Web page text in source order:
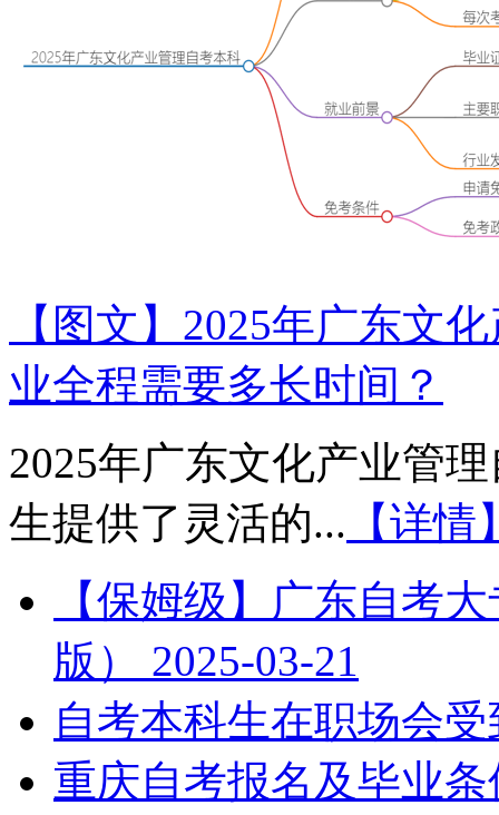
【图文】2025年广东文
业全程需要多长时间？
2025年广东文化产业管
生提供了灵活的... 【详情
【保姆级】广东自考
版）
2025-03-21
自考本科生在职场会
重庆自考报名及毕业